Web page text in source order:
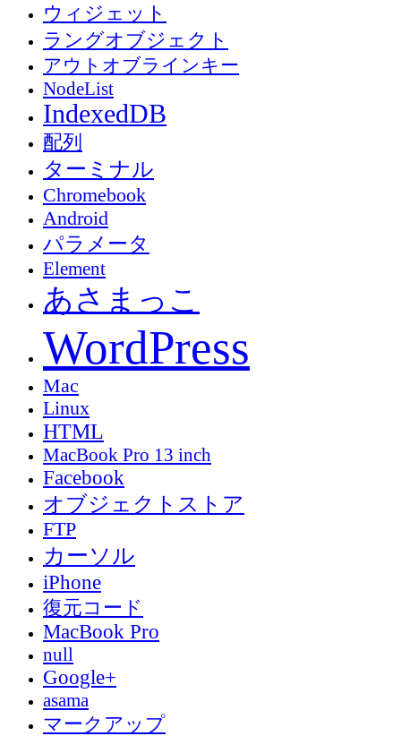
ウィジェット
ラングオブジェクト
アウトオブラインキー
NodeList
IndexedDB
配列
ターミナル
Chromebook
Android
パラメータ
Element
あさまっこ
WordPress
Mac
Linux
HTML
MacBook Pro 13 inch
Facebook
オブジェクトストア
FTP
カーソル
iPhone
復元コード
MacBook Pro
null
Google+
asama
マークアップ